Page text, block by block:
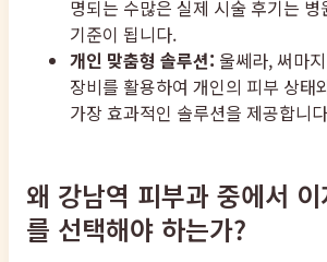
명되는 수많은 실제 시술 후기는
기준이 됩니다.
개인 맞춤형 솔루션: 울쎄라, 써마
장비를 활용하여 개인의 피부 상태
가장 효과적인 솔루션을 제공합니
왜 강남역 피부과 중에서
를 선택해야 하는가?